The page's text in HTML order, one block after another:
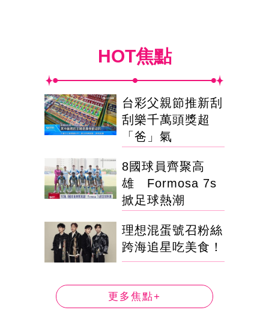
HOT焦點
台彩父親節推新刮
刮樂千萬頭獎超
「爸」氣
8國球員齊聚高
雄 Formosa 7s
掀足球熱潮
理想混蛋號召粉絲
跨海追星吃美食！
更多焦點+